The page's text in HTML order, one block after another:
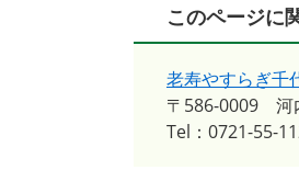
このページに
老寿やすらぎ千
〒586-0009
河
Tel：0721-55-